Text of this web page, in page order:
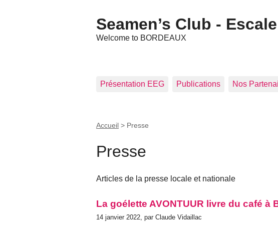
Seamen’s Club -
Welcome to BORDEAUX
Présentation EEG Publications Nos
Accueil > Presse
Presse
Articles de la presse locale et nationale
La goélette AVONTUUR livre du café à
14 janvier 2022, par Claude Vidaillac